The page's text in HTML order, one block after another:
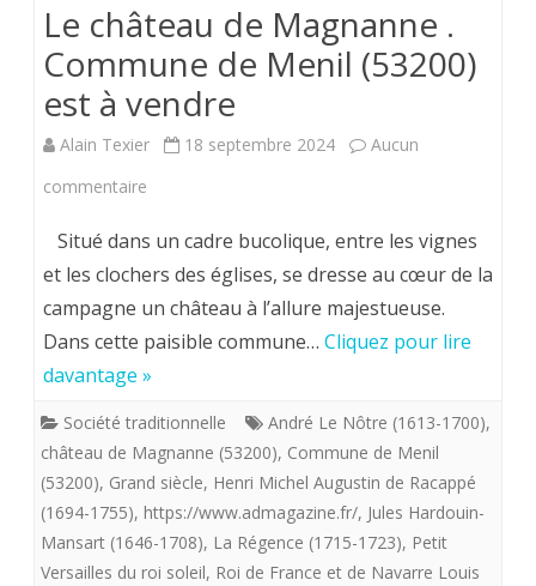
Le château de Magnanne .
Commune de Menil (53200)
est à vendre
Alain Texier 18 septembre 2024
Aucun
commentaire
château
de
Magnanne
de
Menil
(53200)
Situé dans un cadre bucolique, entre les vignes
et les clochers des églises, se dresse au cœur de la
campagne un château à l’allure majestueuse.
Dans cette paisible commune… Cliquez pour lire
davantage »
Société traditionnelle André Le Nôtre (1613-1700),
château de Magnanne (53200), Commune de Menil
(53200), Grand siècle, Henri Michel Augustin de Racappé
(1694-1755), https://www.admagazine.fr/, Jules Hardouin-
Mansart (1646-1708), La Régence (1715-1723), Petit
Versailles du roi soleil, Roi de France et de Navarre Louis